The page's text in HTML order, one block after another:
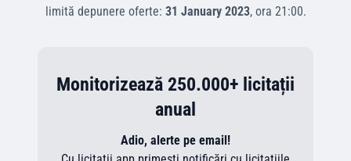
limită depunere oferte: 31 January 2023, ora 21:00.
Monitorizează 250.000+ licitații
anual
Adio, alerte pe email!